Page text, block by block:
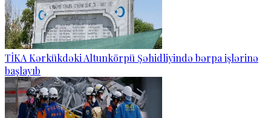
TİKA Kərkükdəki Altunkörpü Şəhidliyində bərpa işlərinə
başlayıb